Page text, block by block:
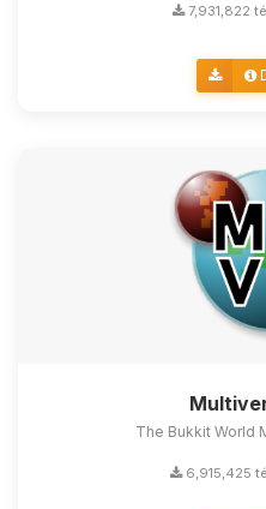
7,931,822
The Bukkit World
6,915,425